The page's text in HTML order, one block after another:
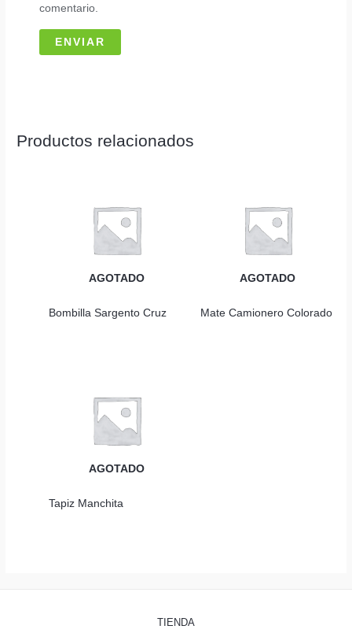
comentario.
Productos relacionados
AGOTADO
Bombilla Sargento Cruz
AGOTADO
Mate Camionero Colorado
AGOTADO
Tapiz Manchita
TIENDA